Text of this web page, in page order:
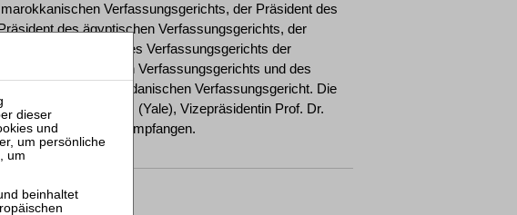
Verfassungsgerichts, der Präsident des
des ägyptischen Verfassungsgerichts, der
der Präsident des Verfassungsgerichts der
des algerischen Verfassungsgerichts und des
der Direktor beim jordanischen Verfassungsgericht. Die
Harbarth, LL.M. (Yale), Vizepräsidentin Prof. Dr.
des Gerichts empfangen.